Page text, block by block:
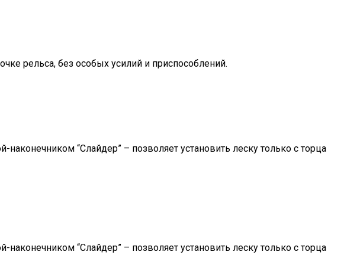
рельса, без особых усилий и приспособлений.
“Слайдер” – позволяет установить леску только с торца
“Слайдер” – позволяет установить леску только с торца